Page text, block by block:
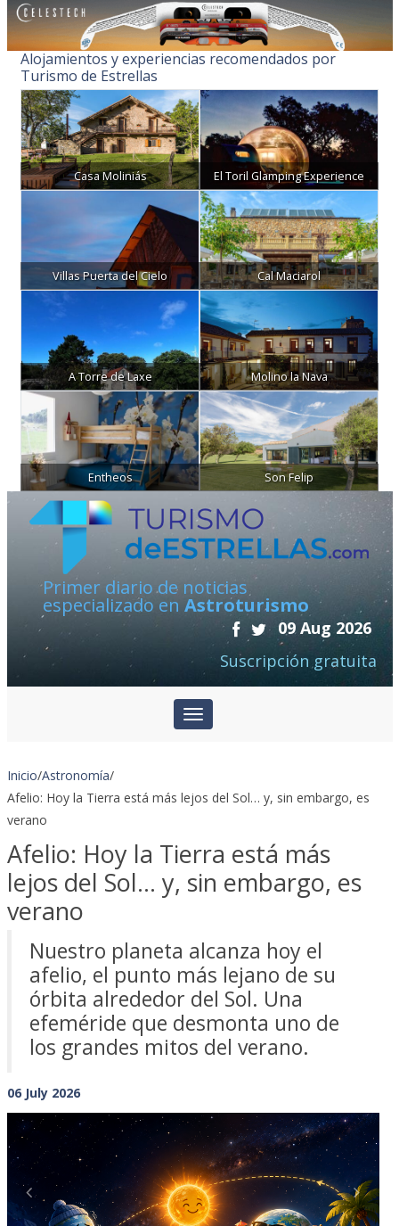
Alojamientos y experiencias recomendados por
Turismo de Estrellas
Casa Moliniás El Toril Glamping Experience
Villas Puerta del Cielo Cal Maciarol
A Torre de Laxe Molino la Nava
Entheos Son Felip
Primer diario de noticias
especializado en Astroturismo
09 Aug 2026
Suscripción gratuita
Inicio/Astronomía/
Afelio: Hoy la Tierra está más lejos del Sol… y, sin embargo, es
verano
Afelio: Hoy la Tierra está más
lejos del Sol… y, sin embargo, es
verano
Nuestro planeta alcanza hoy el
afelio, el punto más lejano de su
órbita alrededor del Sol. Una
efeméride que desmonta uno de
los grandes mitos del verano.
06 July 2026
Previous Next